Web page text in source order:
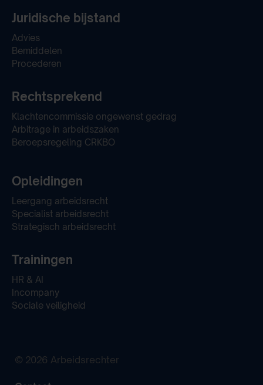
Juridische bijstand
Advies
Bemiddelen
Procederen
Rechtsprekend
Klachtencommissie ongewenst gedrag
Arbitrage in arbeidszaken
Beroepsregeling CRKBO
Opleidingen
Leergang arbeidsrecht
Specialist arbeidsrecht
Strategisch arbeidsrecht
Trainingen
HR & AI
Incompany
Sociale veiligheid
© 2026 Arbeidsrechter